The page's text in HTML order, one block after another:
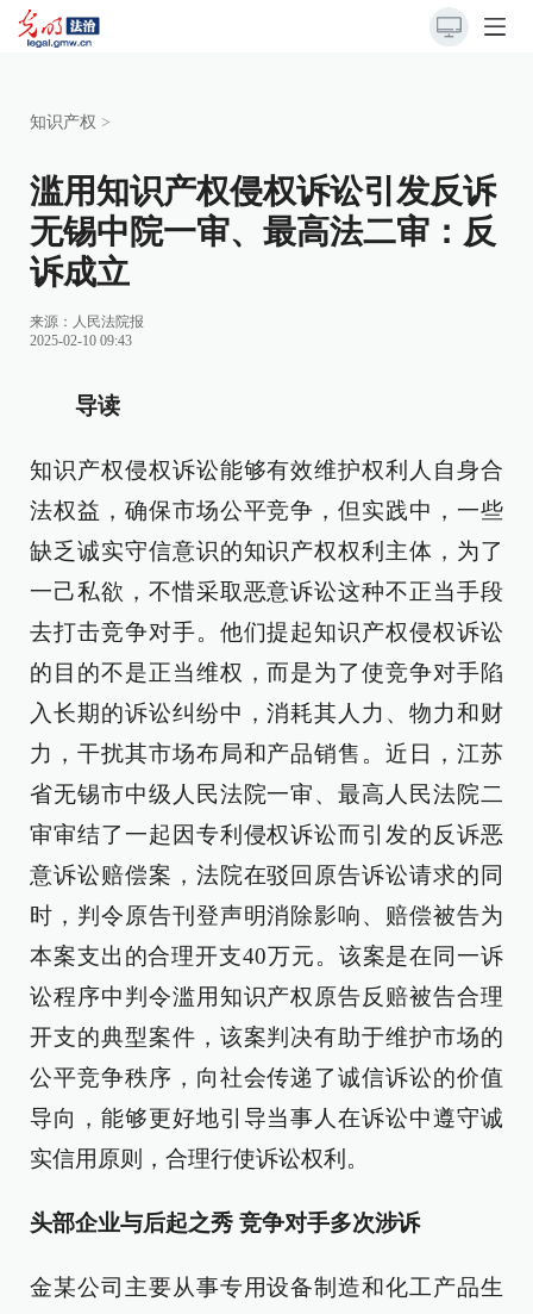
知识产权 >
滥用知识产权侵权诉讼引发反诉
无锡中院一审、最高法二审：反
诉成立
来源： 人民法院报
2025-02-10 09:43
导读
知识产权侵权诉讼能够有效维护权利人自身合
法权益，确保市场公平竞争，但实践中，一些
缺乏诚实守信意识的知识产权权利主体，为了
一己私欲，不惜采取恶意诉讼这种不正当手段
去打击竞争对手。他们提起知识产权侵权诉讼
的目的不是正当维权，而是为了使竞争对手陷
入长期的诉讼纠纷中，消耗其人力、物力和财
力，干扰其市场布局和产品销售。近日，江苏
省无锡市中级人民法院一审、最高人民法院二
审审结了一起因专利侵权诉讼而引发的反诉恶
意诉讼赔偿案，法院在驳回原告诉讼请求的同
时，判令原告刊登声明消除影响、赔偿被告为
本案支出的合理开支40万元。该案是在同一诉
讼程序中判令滥用知识产权原告反赔被告合理
开支的典型案件，该案判决有助于维护市场的
公平竞争秩序，向社会传递了诚信诉讼的价值
导向，能够更好地引导当事人在诉讼中遵守诚
实信用原则，合理行使诉讼权利。
头部企业与后起之秀 竞争对手多次涉诉
金某公司主要从事专用设备制造和化工产品生